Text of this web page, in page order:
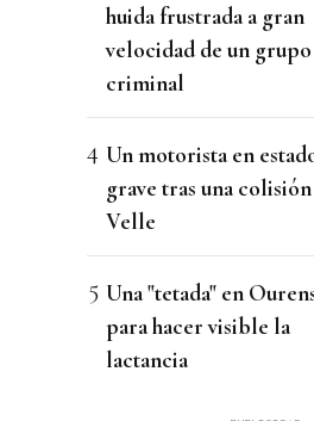
huida frustrada a gran
velocidad de un grupo
criminal
Un motorista en
grave tras una
Velle
Una "tetada" en
para hacer visible la
lactancia